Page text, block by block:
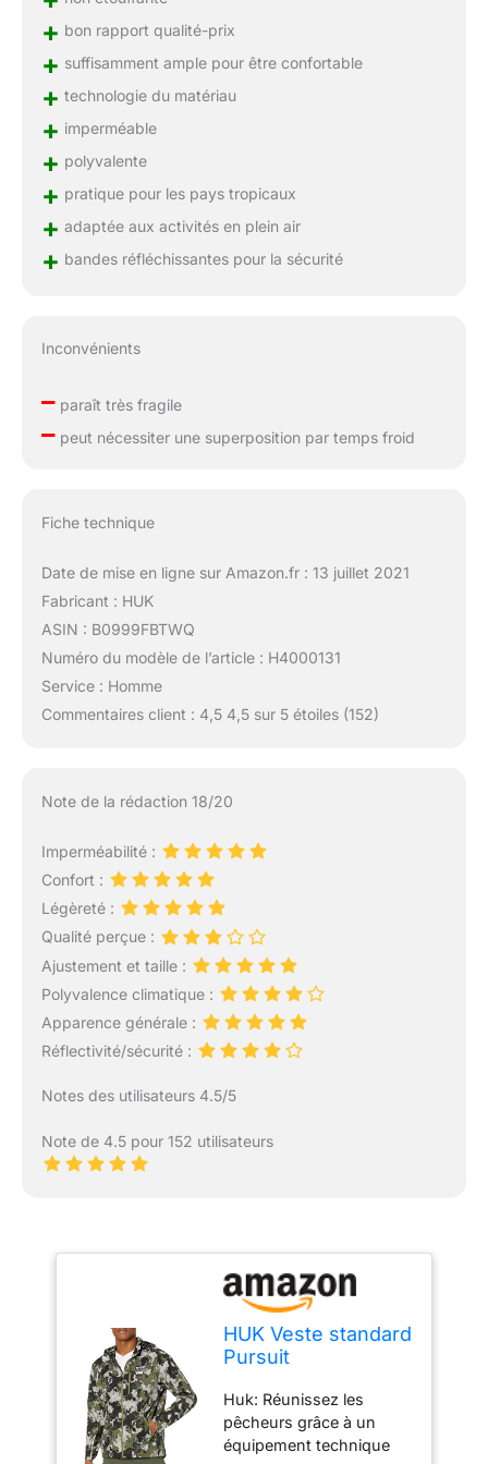
+ bon rapport qualité-prix
+ suffisamment ample pour être confortable
+ technologie du matériau
+ imperméable
+ polyvalente
+ pratique pour les pays tropicaux
+ adaptée aux activités en plein air
+ bandes réfléchissantes pour la sécurité
Inconvénients
–paraît très fragile
–peut nécessiter une superposition par temps froid
Fiche technique
Date de mise en ligne sur Amazon.fr : 13 juillet 2021
Fabricant : HUK
ASIN : B0999FBTWQ
Numéro du modèle de l’article : H4000131
Service : Homme
Commentaires client : 4,5 4,5 sur 5 étoiles (152)
Note de la rédaction 18/20
Imperméabilité :
Confort :
Légèreté :
Qualité perçue :
Ajustement et taille :
Polyvalence climatique :
Apparence générale :
Réflectivité/sécurité :
Notes des utilisateurs 4.5/5
Note de 4.5 pour 152 utilisateurs
HUK Veste standard
Pursuit
coupe-vent avec
fermeture éclair
pour homme, club
Huk: Réunissez les
pêcheurs grâce à un
équipement technique